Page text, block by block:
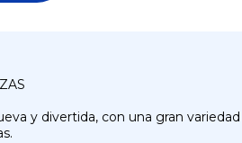
y divertida, con una gran